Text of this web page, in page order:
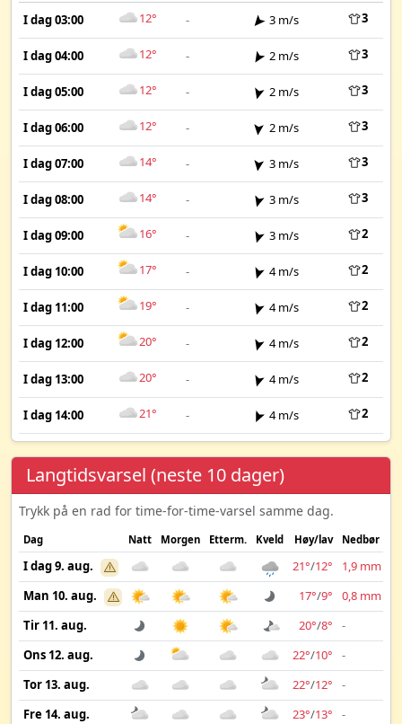
I dag 03:00 12° - 3 m/s 3
I dag 04:00 12° - 2 m/s 3
I dag 05:00 12° - 2 m/s 3
I dag 06:00 12° - 2 m/s 3
I dag 07:00 14° - 3 m/s 3
I dag 08:00 14° - 3 m/s 3
I dag 09:00 16° - 3 m/s 2
I dag 10:00 17° - 4 m/s 2
I dag 11:00 19° - 4 m/s 2
I dag 12:00 20° - 4 m/s 2
I dag 13:00 20° - 4 m/s 2
I dag 14:00 21° - 4 m/s 2
Langtidsvarsel (neste 10 dager)
Trykk på en rad for time-for-time-varsel samme dag.
Dag Natt Morgen Etterm. Kveld Høy/lav Nedbør
I dag 9. aug. 21°/12°
1,9 mm
Man 10. aug.
17°/9°
0,8 mm
Tir 11. aug.
20°/8°
-
Ons 12. aug.
22°/10°
-
Tor 13. aug.
22°/12°
-
Fre 14. aug.
23°/13°
-